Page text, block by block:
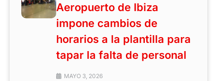
Aeropuerto de Ibiza
impone cambios de
horarios a la plantilla para
tapar la falta de personal
MAYO 3, 2026